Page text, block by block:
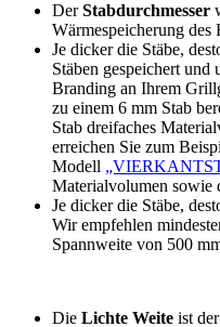
DerStabdurchmesser
Wärmespeicherung des
Je dicker die Stäbe,
Stäben gespeichert und
Branding an Ihrem
zu einem 6 mm Stab
Stab dreifaches
erreichen Sie zum
Modell
Materialvolumen sowie
Je dicker die Stäbe,
Wir empfehlen
Spannweite von 500
Die Lichte Weite ist